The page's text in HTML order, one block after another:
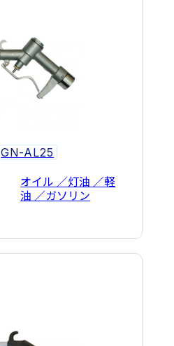
GN-AL25
オイル ／灯油 ／軽
油 ／ガソリン